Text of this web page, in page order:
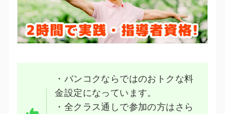
・バンコクならではのおトクな料
金設定になっています。
・全クラス通しで参加の方はさら